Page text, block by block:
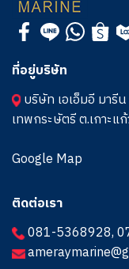
ที่อยู่บริษัท
บริษัท เอเอ็มอี มา
เทพกระษัตรี ต.เกาะแ
Google Map
ติดต่อเรา
081-5368928,